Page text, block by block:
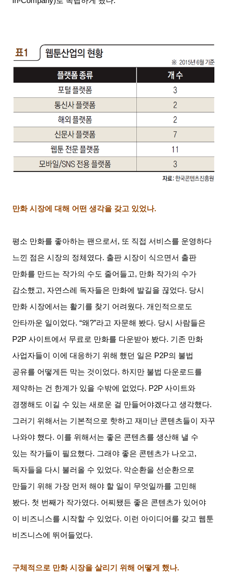
만화 시장에 대해 어떤 생각을 갖고 있었나.
평소 만화를 좋아하는 팬으로서 , 또 직접 서비스를 운영하다
느낀 점은 시장의 정체였다. 출판 시장이 식으면서 출판
만화를 만드는 작가의 수도 줄어들고, 만화 작가의 수가
감소했고, 자연스레 독자들은 만화에 발길을 끊었다. 당시
만화 시장에서는 활기를 찾기 어려웠다. 개인적으로도
안타까운 일이었다. “왜?”라고 자문해 봤다. 당시 사람들은
P2P사이트에서 무료로 만화를 다운받아 봤다. 기존 만화
사업자들이 이에 대응하기 위해 했던 일은 P2P의 불법
공유를 어떻게든 막는 것이었다.하지만 불법 다운로드를
제약하는 건 한계가 있을 수밖에 없었다. P2P사이트와
경쟁해도 이길 수 있는 새로운 걸 만들어야겠다고 생각했다.
그러기 위해서는 기본적으로 핫하고 재미난 콘텐츠들이 자꾸
나와야 했다. 이를 위해서는 좋은 콘텐츠를 생산해 낼 수
있는 작가들이 필요했다. 그래야 좋은 콘텐츠가 나오고,
독자들을 다시 불러올 수 있었다. 악순환을 선순환으로
만들기 위해 가장 먼저 해야 할 일이 무엇일까를 고민해
봤다. 첫 번째가 작가였다. 어찌됐든 좋은 콘텐츠가 있어야
이 비즈니스를 시작할 수 있었다. 이런 아이디어를 갖고 웹툰
비즈니스에 뛰어들었다.
구체적으로 만화 시장을 살리기 위해 어떻게 했나.